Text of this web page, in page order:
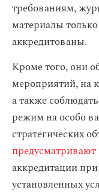
требованиям,
материалы
аккредитованы.
Кроме того, они
мероприятий, на
а также
режим на особо
стратегических
предусматривают
аккредитации
установленных